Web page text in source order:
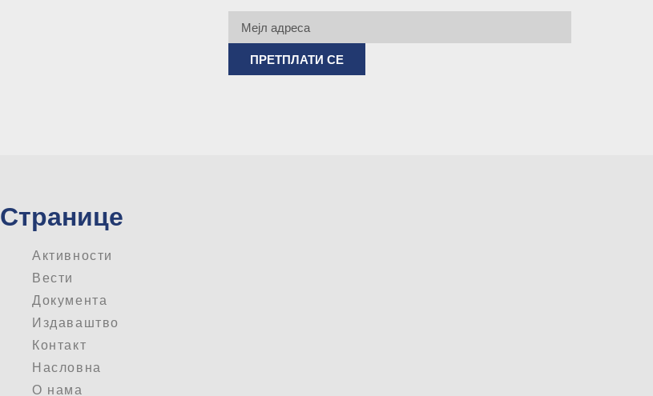
ПРЕТПЛАТИ СЕ
Странице
Активности
Вести
Документа
Издаваштво
Контакт
Насловна
О нама